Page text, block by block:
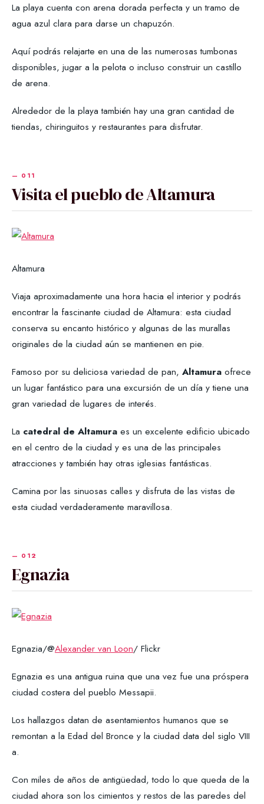
La playa cuenta con arena dorada perfecta y un tramo de
agua azul clara para darse un chapuzón.
Aquí podrás relajarte en una de las numerosas tumbonas
disponibles, jugar a la pelota o incluso construir un castillo
de arena.
Alrededor de la playa también hay una gran cantidad de
tiendas, chiringuitos y restaurantes para disfrutar.
Visita el pueblo de Altamura
Altamura
Viaja aproximadamente una hora hacia el interior y podrás
encontrar la fascinante ciudad de Altamura: esta ciudad
conserva su encanto histórico y algunas de las murallas
originales de la ciudad aún se mantienen en pie.
Famoso por su deliciosa variedad de pan, Altamura ofrece
un lugar fantástico para una excursión de un día y tiene una
gran variedad de lugares de interés.
La catedral de Altamura es un excelente edificio ubicado
en el centro de la ciudad y es una de las principales
atracciones y también hay otras iglesias fantásticas.
Camina por las sinuosas calles y disfruta de las vistas de
esta ciudad verdaderamente maravillosa.
Egnazia
Egnazia/@Alexander van Loon/ Flickr
Egnazia es una antigua ruina que una vez fue una próspera
ciudad costera del pueblo Messapii.
Los hallazgos datan de asentamientos humanos que se
remontan a la Edad del Bronce y la ciudad data del siglo VIII
a.
Con miles de años de antigüedad, todo lo que queda de la
ciudad ahora son los cimientos y restos de las paredes del